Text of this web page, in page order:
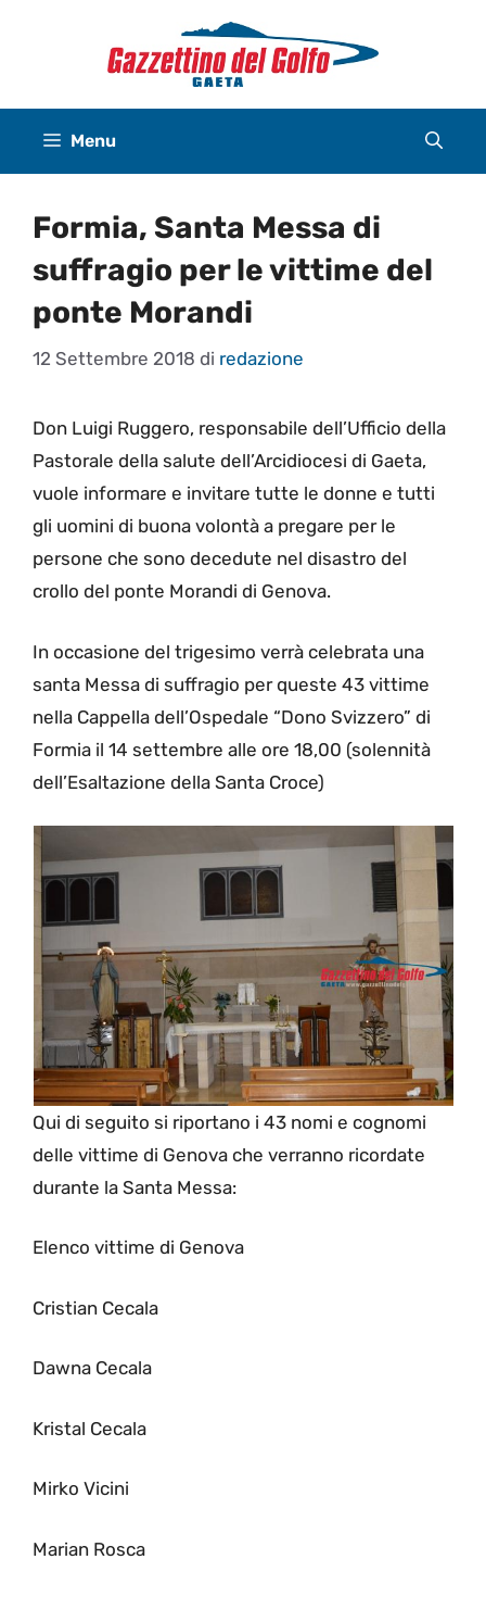
Menu
Formia, Santa Messa di
suffragio per le vittime del
ponte Morandi
12 Settembre 2018 di redazione
Don Luigi Ruggero, responsabile dell’Ufficio della
Pastorale della salute dell’Arcidiocesi di Gaeta,
vuole informare e invitare tutte le donne e tutti
gli uomini di buona volontà a pregare per le
persone che sono decedute nel disastro del
crollo del ponte Morandi di Genova.
In occasione del trigesimo verrà celebrata una
santa Messa di suffragio per queste 43 vittime
nella Cappella dell’Ospedale “Dono Svizzero” di
Formia il 14 settembre alle ore 18,00 (solennità
dell’Esaltazione della Santa Croce)
Qui di seguito si riportano i 43 nomi e cognomi
delle vittime di Genova che verranno ricordate
durante la Santa Messa:
Elenco vittime di Genova
Cristian Cecala
Dawna Cecala
Kristal Cecala
Mirko Vicini
Marian Rosca